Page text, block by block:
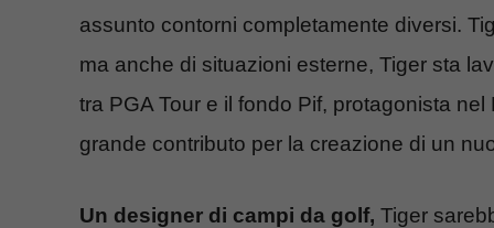
assunto contorni completamente diversi.
ma anche di situazioni esterne, Tiger sta
tra PGA Tour e il fondo Pif, protagonista
grande contributo per la creazione di un
Un designer di campi da golf, Tiger